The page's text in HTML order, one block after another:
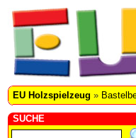
EU Holzspielzeug »
SUCHE